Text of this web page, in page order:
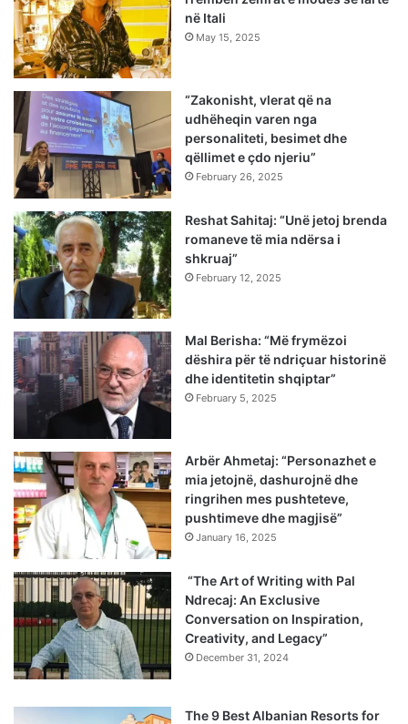
në Itali
May 15, 2025
“Zakonisht, vlerat që na
udhëheqin varen nga
personaliteti, besimet dhe
qëllimet e çdo njeriu”
February 26, 2025
Reshat Sahitaj: “Unë jetoj brenda
romaneve të mia ndërsa i
shkruaj”
February 12, 2025
Mal Berisha: “Më frymëzoi
dëshira për të ndriçuar historinë
dhe identitetin shqiptar”
February 5, 2025
Arbër Ahmetaj: “Personazhet e
mia jetojnë, dashurojnë dhe
ringrihen mes pushteteve,
pushtimeve dhe magjisë”
January 16, 2025
“The Art of Writing with Pal
Ndrecaj: An Exclusive
Conversation on Inspiration,
Creativity, and Legacy”
December 31, 2024
The 9 Best Albanian Resorts for